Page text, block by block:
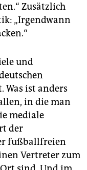
Zusätzlich
„Irgendwann
und
Was ist anders
in die man
mediale
der
fußballfreien
Vertreter zum